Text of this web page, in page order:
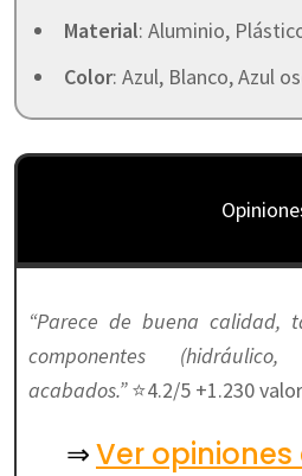
Material: Aluminio,
Color: Azul, Blanco, Azul
“Parece de buena calidad,
componentes
acabados.”⭐4.2/5 +1.230
⇒Ver